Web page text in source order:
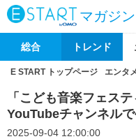
マガジン
総合 トレンド
E START トップページ エンタメ
「こども音楽フェス
YouTubeチャンネルで
2025-09-04 12:00:00